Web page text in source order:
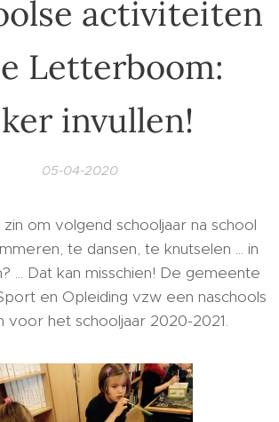
activiteiten
Letterboom:
invullen!
05-04-2020
om volgend schooljaar na school
te dansen, te knutselen ... in
... Dat kan misschien! De gemeente
en Opleiding vzw een naschools
voor het schooljaar 2020-2021.